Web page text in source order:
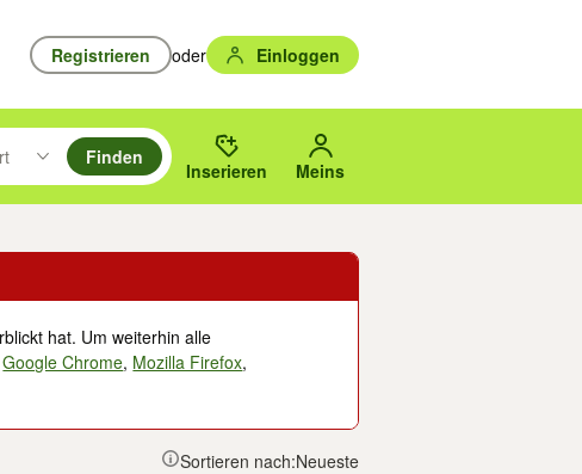
Registrieren oder Einloggen
durchsuchen und mit Eingabetaste auswählen.
um zu suchen, oder Vorschläge mit den Pfeiltasten nach oben/
des gewählten Orts oder PLZ.
Finden
Inserieren Meins
hat. Um weiterhin alle
Google Chrome, Mozilla Firefox,
Sortieren nach:Neueste